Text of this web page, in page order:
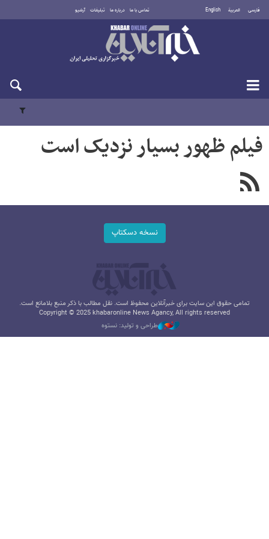
فارسی العربية English تماس با ما درباره ما تبلیغات آرشیو
شنبه ۱۷ مرداد ۱۴۰۵
فیلم ظهور بسیار نزدیک است
نسخه دسکتاپ
تمامی حقوق این سایت برای خبرآنلاین محفوظ است. نقل مطالب با ذکر منبع بلامانع است.
Copyright © 2025 khabaronline News Agancy, All rights reserved
طراحی و تولید: نستوه